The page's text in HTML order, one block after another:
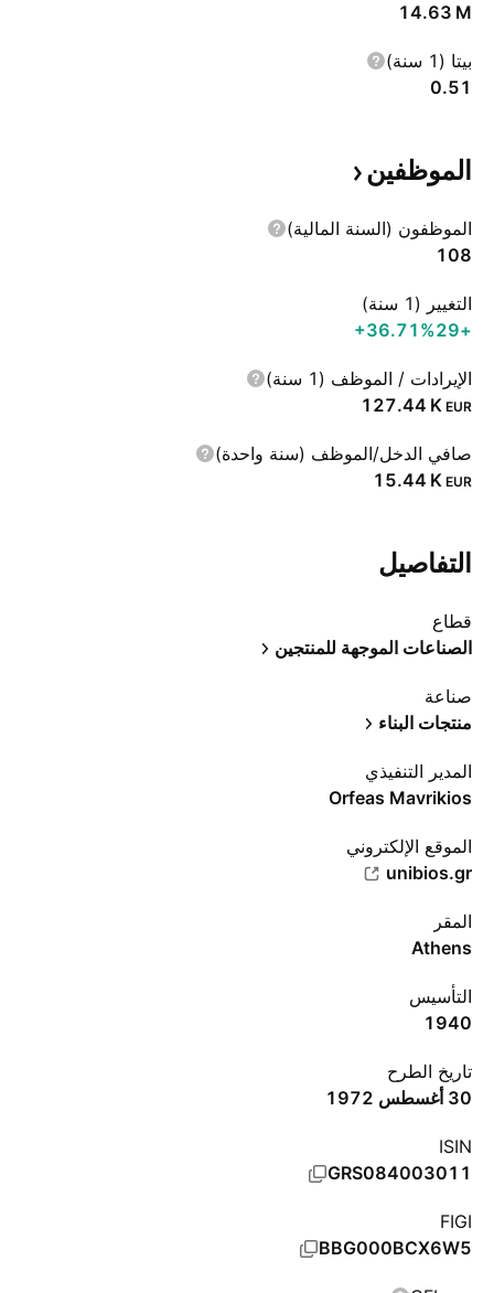
‪14.63 M‬
بيتا (1 سنة)
0.51
الموظفين
الموظفون (السنة المالية)
108
التغيير (1 سنة)
+29
‪+36.71%‬
الإيرادات / الموظف (1 سنة)
‪127.44 K‬ EUR
صافي الدخل/الموظف (سنة واحدة)
‪15.44 K‬ EUR
التفاصيل
قطاع
الصناعات الموجهة للمنتجين
صناعة
منتجات البناء
المدير التنفيذي
Orfeas Mavrikios
الموقع الإلكتروني
unibios.gr
المقر
Athens
التأسيس
1940
تاريخ الطرح
30 أغسطس 1972
ISIN
GRS084003011
FIGI
BBG000BCX6W5